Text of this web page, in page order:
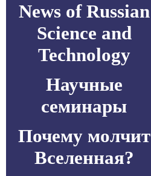
News of Russian
Science and
Technology
Научные
семинары
Почему молчит
Вселенная?